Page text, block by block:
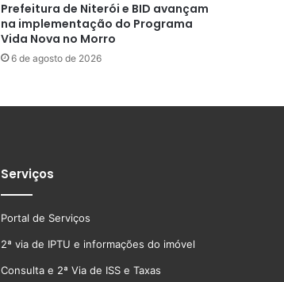
Prefeitura de Niterói e BID avançam
na implementação do Programa
Vida Nova no Morro
6 de agosto de 2026
Serviços
Portal de Serviços
2ª via de IPTU e informações do imóvel
Consulta e 2ª Via de ISS e Taxas